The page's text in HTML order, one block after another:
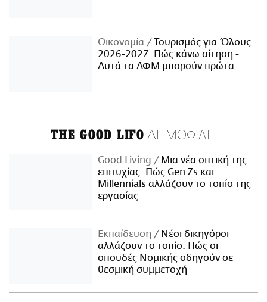
Οικονομία
Τουρισμός για Όλους
2026-2027: Πώς κάνω αίτηση -
Αυτά τα ΑΦΜ μπορούν πρώτα
THE GOOD LIFO ΔΗΜΟΦΙΛΗ
Good Living
Μια νέα οπτική της
επιτυχίας: Πώς Gen Zs και
Millennials αλλάζουν το τοπίο της
εργασίας
Εκπαίδευση
Νέοι δικηγόροι
αλλάζουν το τοπίο: Πώς οι
σπουδές Νομικής οδηγούν σε
θεσμική συμμετοχή